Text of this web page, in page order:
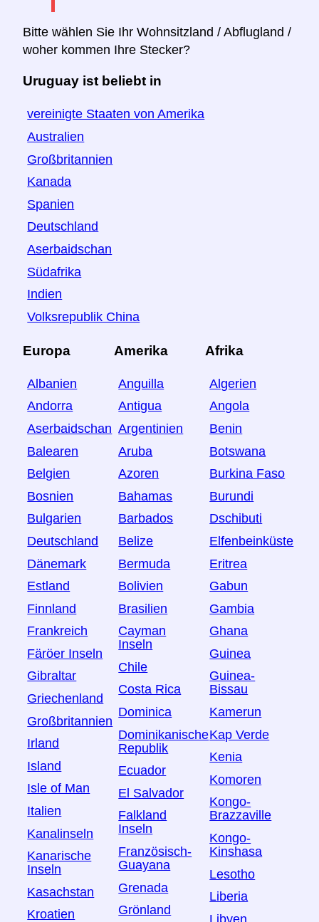
Bitte wählen Sie Ihr Wohnsitzland / Abflugland /
woher kommen Ihre Stecker?
Uruguay ist beliebt in
vereinigte Staaten von Amerika
Australien
Großbritannien
Kanada
Spanien
Deutschland
Aserbaidschan
Südafrika
Indien
Volksrepublik China
Europa
Albanien
Andorra
Aserbaidschan
Balearen
Belgien
Bosnien
Bulgarien
Deutschland
Dänemark
Estland
Finnland
Frankreich
Färöer Inseln
Gibraltar
Griechenland
Großbritannien
Irland
Island
Isle of Man
Italien
Kanalinseln
Kanarische
Inseln
Kasachstan
Kroatien
Amerika
Anguilla
Antigua
Argentinien
Aruba
Azoren
Bahamas
Barbados
Belize
Bermuda
Bolivien
Brasilien
Cayman
Inseln
Chile
Costa Rica
Dominica
Dominikanische
Republik
Ecuador
El Salvador
Falkland
Inseln
Französisch-
Guayana
Grenada
Grönland
Afrika
Algerien
Angola
Benin
Botswana
Burkina Faso
Burundi
Dschibuti
Elfenbeinküste
Eritrea
Gabun
Gambia
Ghana
Guinea
Guinea-
Bissau
Kamerun
Kap Verde
Kenia
Komoren
Kongo-
Brazzaville
Kongo-
Kinshasa
Lesotho
Liberia
Libyen